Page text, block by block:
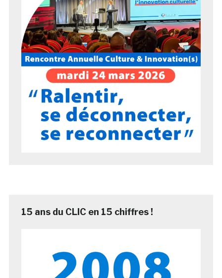
15 ans du CLIC en 15 chiffres !